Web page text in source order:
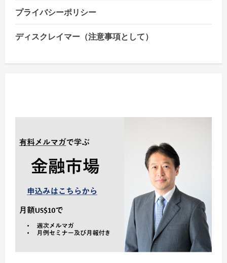
プライバシーポリシー
ディスクレイマー（注意事項として）